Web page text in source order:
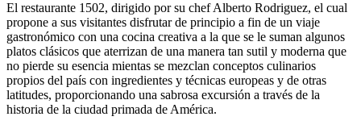
El restaurante 1502, dirigido por su chef Alberto Rodriguez, el cual
propone a sus visitantes disfrutar de principio a fin de un viaje
gastronómico con una cocina creativa a la que se le suman algunos
platos clásicos que aterrizan de una manera tan sutil y moderna que
no pierde su esencia mientas se mezclan conceptos culinarios
propios del país con ingredientes y técnicas europeas y de otras
latitudes, proporcionando una sabrosa excursión a través de la
historia de la ciudad primada de América.